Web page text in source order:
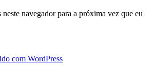
neste navegador para a próxima vez que eu
com WordPress